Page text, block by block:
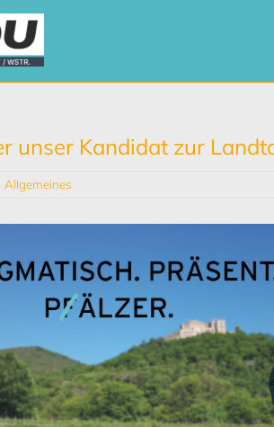
unser Kandidat zur
Allgemeines